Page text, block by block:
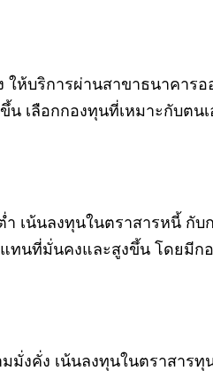
ห้บริการผ่านสาขาธนาคาร
เลือกกองทุนที่เหมาะกับต
เน้นลงทุนในตราสารหนี้ กั
ทนที่มั่นคงและสูงขึ้น โดยมีก
มั่งคั่ง เน้นลงทุนในตราสา